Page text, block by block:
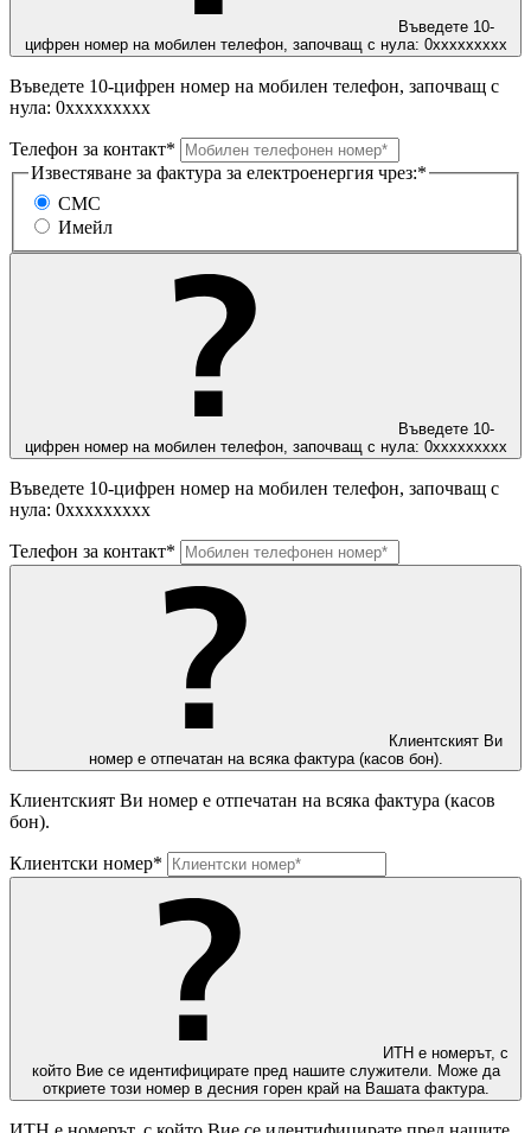
Въведете 10-
цифрен номер на мобилен телефон, започващ с нула: 0ххххххххх
Въведете 10-цифрен номер на мобилен телефон, започващ с
нула: 0ххххххххх
Телефон за контакт*
Известяване за фактура за електроенергия чрез:*
СМС
Имейл
Въведете 10-
цифрен номер на мобилен телефон, започващ с нула: 0ххххххххх
Въведете 10-цифрен номер на мобилен телефон, започващ с
нула: 0ххххххххх
Телефон за контакт*
Клиентският Ви
номер е отпечатан на всяка фактура (касов бон).
Клиентският Ви номер е отпечатан на всяка фактура (касов
бон).
Клиентски номер*
ИТН е номерът, с
който Вие се идентифицирате пред нашите служители. Може да
откриете този номер в десния горен край на Вашата фактура.